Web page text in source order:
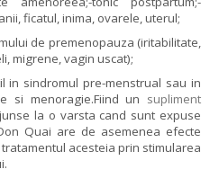
ficatul, inima, ovarele, uterul;
de premenopauza (iritabilitate,
migrene, vagin uscat);
in sindromul pre-menstrual sau in
si menoragie.Fiind un supliment
la o varsta cand sunt expuse
Quai are de asemenea efecte
acesteia prin stimularea